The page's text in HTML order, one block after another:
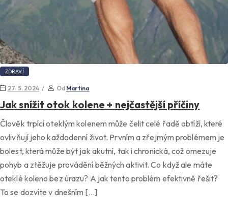
ZDRAVÍ
27. 5. 2024 Od Martina
Jak snížit otok kolene + nejčastější příčiny
Člověk trpící oteklým kolenem může čelit celé řadě obtíží, které
ovlivňují jeho každodenní život. Prvním a zřejmým problémem je
bolest, která může být jak akutní, tak i chronická, což omezuje
pohyb a ztěžuje provádění běžných aktivit. Co když ale máte
oteklé koleno bez úrazu? A jak tento problém efektivně řešit?
To se dozvíte v dnešním […]